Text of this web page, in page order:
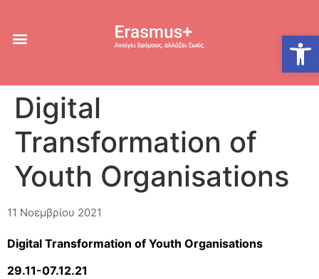
Digital
Transformation of
Youth Organisations
11 Νοεμβρίου 2021
Digital Transformation of Youth Organisations
29.11-07.12.21